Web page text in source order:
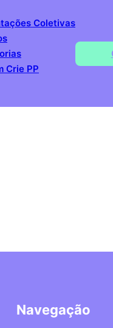
Coletivas
Crie PP
Navegação